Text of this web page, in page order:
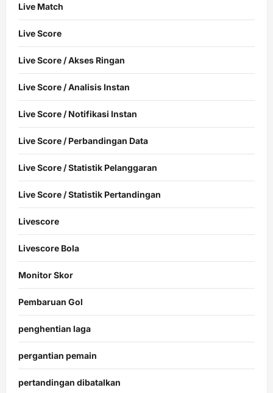
Live Match
Live Score
Live Score / Akses Ringan
Live Score / Analisis Instan
Live Score / Notifikasi Instan
Live Score / Perbandingan Data
Live Score / Statistik Pelanggaran
Live Score / Statistik Pertandingan
Livescore
Livescore Bola
Monitor Skor
Pembaruan Gol
penghentian laga
pergantian pemain
pertandingan dibatalkan